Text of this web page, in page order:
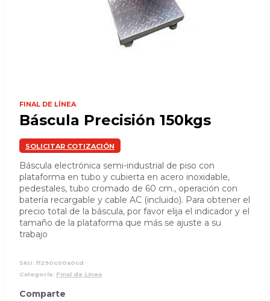
FINAL DE LÍNEA
Báscula Precisión 150kgs
SOLICITAR COTIZACIÓN
Báscula electrónica semi-industrial de piso con
plataforma en tubo y cubierta en acero inoxidable,
pedestales, tubo cromado de 60 cm., operación con
batería recargable y cable AC (incluido). Para obtener el
precio total de la báscula, por favor elija el indicador y el
tamaño de la plataforma que más se ajuste a su
trabajo
SKU: f1290c00a0cd
Categoría: Final de Línea
Comparte